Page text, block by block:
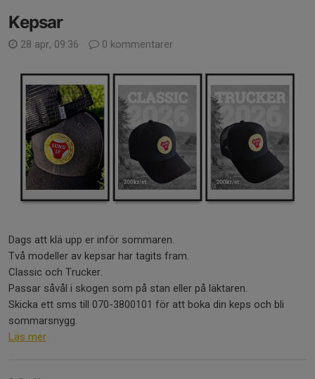
Kepsar
28 apr, 09:36 0 kommentarer
Dags att klä upp er inför sommaren.
Två modeller av kepsar har tagits fram.
Classic och Trucker.
Passar såvål i skogen som på stan eller på läktaren.
Skicka ett sms till 070-3800101 för att boka din keps och bli
sommarsnygg.
Läs mer